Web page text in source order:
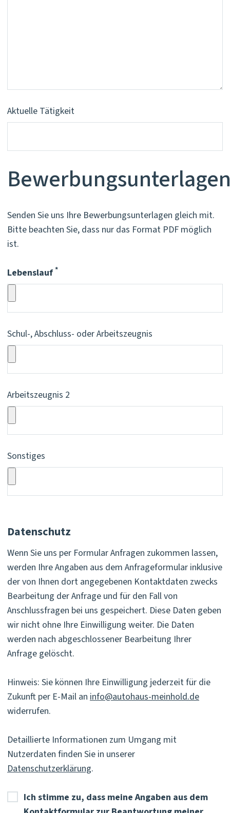
Aktuelle Tätigkeit
Senden Sie uns Ihre Bewerbungsunterlagen gleich mit.
Bitte beachten Sie, dass nur das Format PDF möglich
ist.
Lebenslauf*
Pflichtfeld
Schul-, Abschluss- oder Arbeitszeugnis
Arbeitszeugnis 2
Sonstiges
Datenschutz
Wenn Sie uns per Formular Anfragen zukommen lassen,
werden Ihre Angaben aus dem Anfrageformular inklusive
der von Ihnen dort angegebenen Kontaktdaten zwecks
Bearbeitung der Anfrage und für den Fall von
Anschlussfragen bei uns gespeichert. Diese Daten geben
wir nicht ohne Ihre Einwilligung weiter. Die Daten
werden nach abgeschlossener Bearbeitung Ihrer
Anfrage gelöscht.
Hinweis: Sie können Ihre Einwilligung jederzeit für die
Zukunft per E-Mail an info@autohaus-meinhold.de
widerrufen.
Detaillierte Informationen zum Umgang mit
Nutzerdaten finden Sie in unserer
Datenschutzerklärung.
Ich stimme zu, dass meine Angaben aus dem